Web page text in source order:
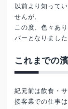
以前より知って
せんが、
この度、色々あ
バーとなりました
これまでの
紀元前は飲食・
接客業での仕事